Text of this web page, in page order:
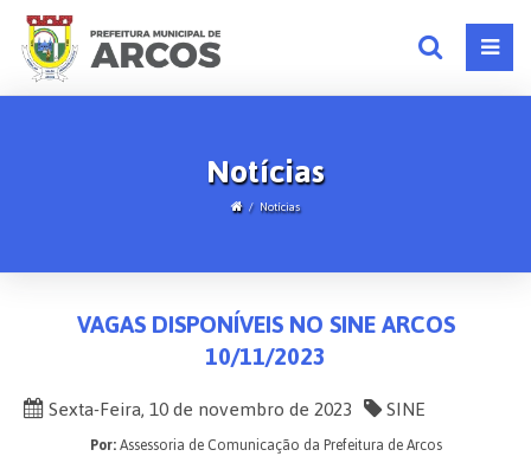
Notícias
Notícias
VAGAS DISPONÍVEIS NO SINE ARCOS
10/11/2023
Sexta-Feira, 10 de novembro de 2023 SINE
Por:Assessoria de Comunicação da Prefeitura de Arcos